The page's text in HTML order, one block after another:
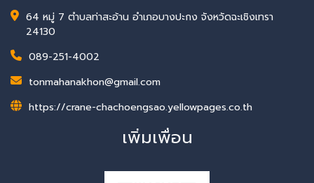
64 หมู่ 7 ตำบลท่าสะอ้าน อำเภอบางปะกง จังหวัดฉะเชิงเทรา
24130
089-251-4002
tonmahanakhon@gmail.com
https://crane-chachoengsao.yellowpages.co.th
เพิ่มเพื่อน